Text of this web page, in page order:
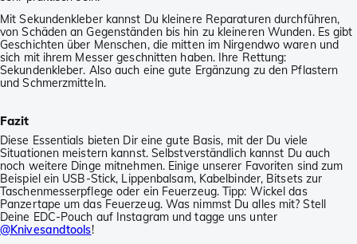
Mit Sekundenkleber kannst Du kleinere Reparaturen durchführen,
von Schäden an Gegenständen bis hin zu kleineren Wunden. Es gibt
Geschichten über Menschen, die mitten im Nirgendwo waren und
sich mit ihrem Messer geschnitten haben. Ihre Rettung:
Sekundenkleber. Also auch eine gute Ergänzung zu den Pflastern
und Schmerzmitteln.
Fazit
Diese Essentials bieten Dir eine gute Basis, mit der Du viele
Situationen meistern kannst. Selbstverständlich kannst Du auch
noch weitere Dinge mitnehmen. Einige unserer Favoriten sind zum
Beispiel ein USB-Stick, Lippenbalsam, Kabelbinder, Bitsets zur
Taschenmesserpflege oder ein Feuerzeug. Tipp: Wickel das
Panzertape um das Feuerzeug. Was nimmst Du alles mit? Stell
Deine EDC-Pouch auf Instagram und tagge uns unter
@Knivesandtools!